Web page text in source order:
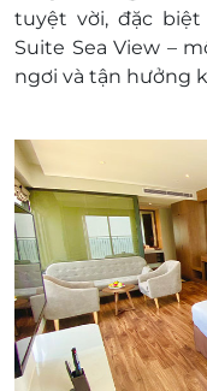
Hồ bơi
Giá trên
GTGT
chi phí phát sinh
Chính sách trẻ
Miễn phí tối
với bố mẹ
Trẻ em từ 6
VNĐ/ bé/
chung
Trẻ em từ
lớn và yêu
tuyệt vời, đặc
Suite Sea View –
ngơi và tận hưởng